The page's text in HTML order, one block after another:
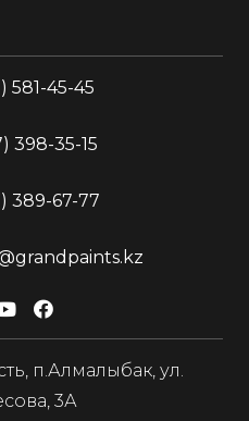
581-45-45
398-35-15
389-67-77
п.Алмалыбак, ул.
3А